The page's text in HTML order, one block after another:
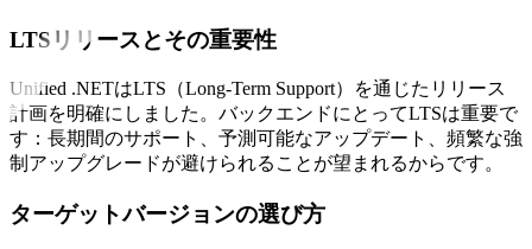
LTSリリースとその重要性
Unified .NETはLTS（Long-Term Support）を通じたリリース
計画を明確にしました。バックエンドにとってLTSは重要で
す：長期間のサポート、予測可能なアップデート、頻繁な強
制アップグレードが避けられることが望まれるからです。
ターゲットバージョンの選び方